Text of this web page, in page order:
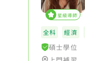
星級導師
全科 經濟
碩士學位